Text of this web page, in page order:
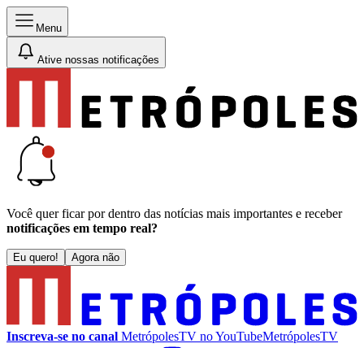
Menu
Ative nossas notificações
Você quer ficar por dentro das notícias mais importantes e receber
notificações em tempo real?
Eu quero! Agora não
Inscreva-se no canal MetrópolesTV noYouTubeMetrópolesTV